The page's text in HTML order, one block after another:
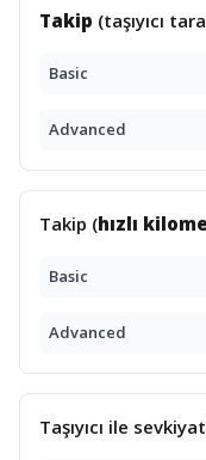
Takip (taşıyıcı
Basic
Advanced
Takip (hızlı
Basic
Advanced
Taşıyıcı ile